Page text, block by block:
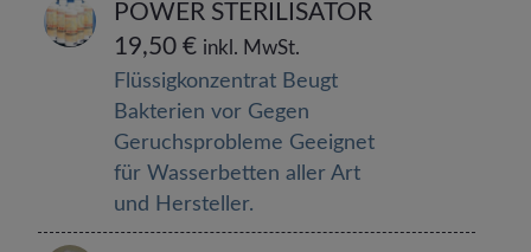
POWER STERILISATOR
19,50€ inkl. MwSt.
Flüssigkonzentrat Beugt
Bakterien vor Gegen
Geruchsprobleme Geeignet
für Wasserbetten aller Art
und Hersteller.